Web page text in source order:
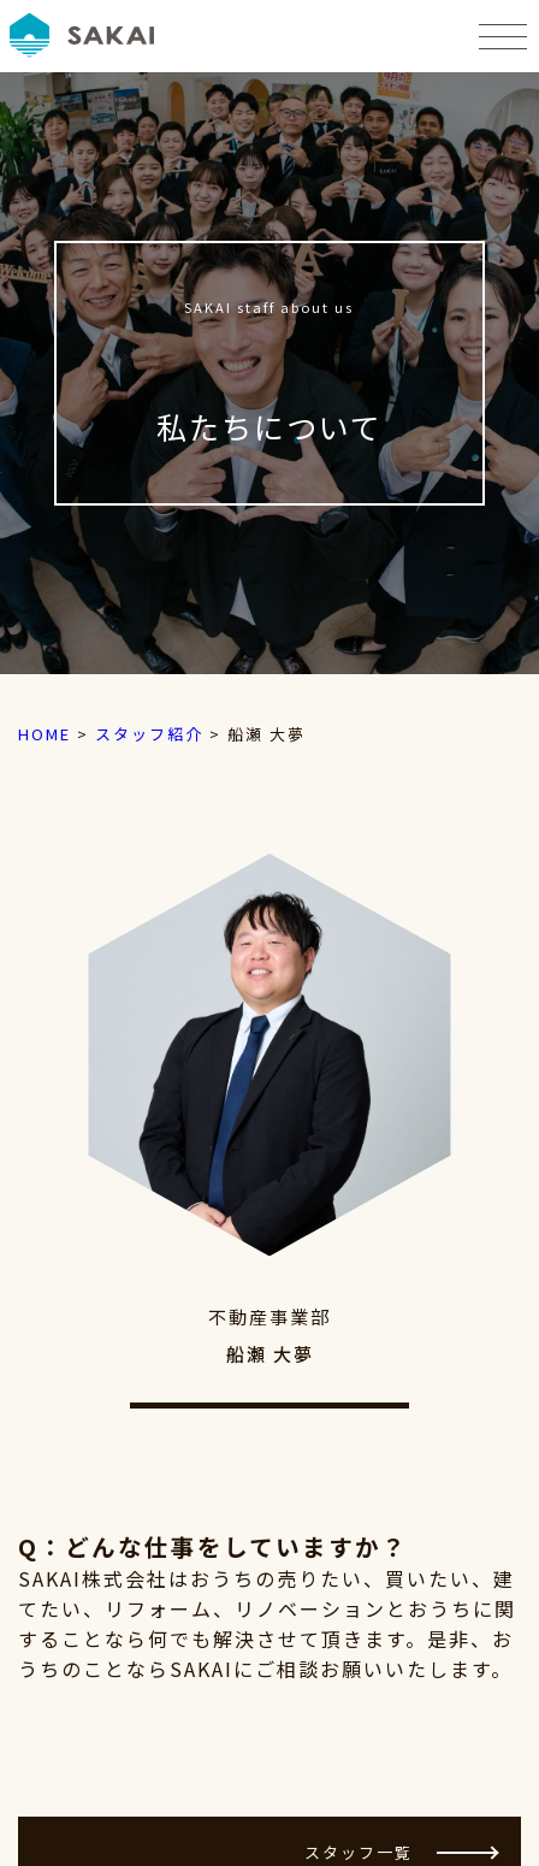
SAKAI staff about us
私たちについて
HOME > スタッフ紹介 > 船瀬 大夢
不動産事業部
船瀬 大夢
Q： どんな仕事をしていますか？
SAKAI株式会社はおうちの売りたい、買いたい、建
てたい、リフォーム、リノベーションとおうちに関
することなら何でも解決させて頂きます。是非、お
うちのことならSAKAIにご相談お願いいたします。
スタッフ一覧